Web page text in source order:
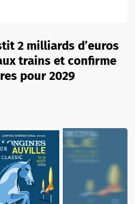
2 milliards d’euros
trains et confirme
pour 2029